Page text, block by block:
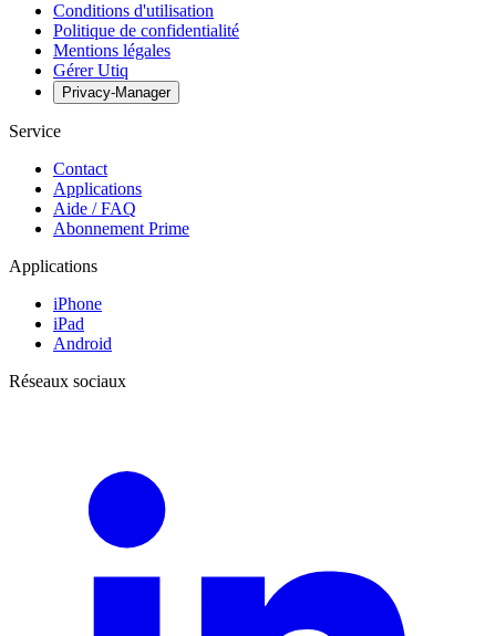
Conditions d'utilisation
Politique de confidentialité
Mentions légales
Gérer Utiq
Privacy-Manager
Service
Contact
Applications
Aide / FAQ
Abonnement Prime
Applications
iPhone
iPad
Android
Réseaux sociaux